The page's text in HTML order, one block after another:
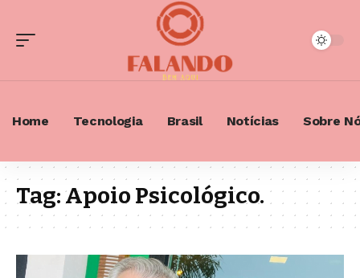
Home Tecnologia Brasil Notícias Sobre
Tag:Apoio Psicológico.